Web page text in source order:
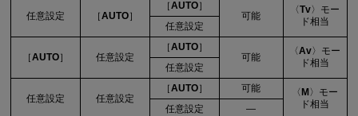
任意設定 ［AUTO］
［AUTO］
可能
Tv
モー
ド相当
任意設定
［AUTO］ 任意設定
［AUTO］
可能
Av
モー
ド相当
任意設定
任意設定 任意設定
［AUTO］ 可能 M
モー
ド相当
任意設定 —